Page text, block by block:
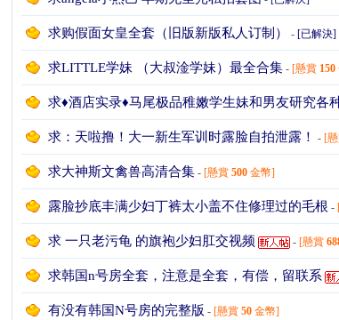
求购假面女皇全套（旧版新版私人订制） - [已解決]
求LITTLE学妹 （大叔淦学妹）最全合集 - [懸賞 150
求♦️酒店实录♦️马尾极品稚嫩学生妹和男友研究各
求：天啦撸！大一新生军训时露脸自拍泄露！ - [
求大神斯文禽兽高清合集 - [懸賞500 金幣]
露脸抄底丰满少妇丁裤太小盖不住修理过的毛根 -
求 一只老污龟 的旗袍少妇肛交视频 - [懸賞
求韩国n号房全套，注意是全套，有偿，留联系
有没有韩国N号房的完整版 - [懸賞50 金幣]